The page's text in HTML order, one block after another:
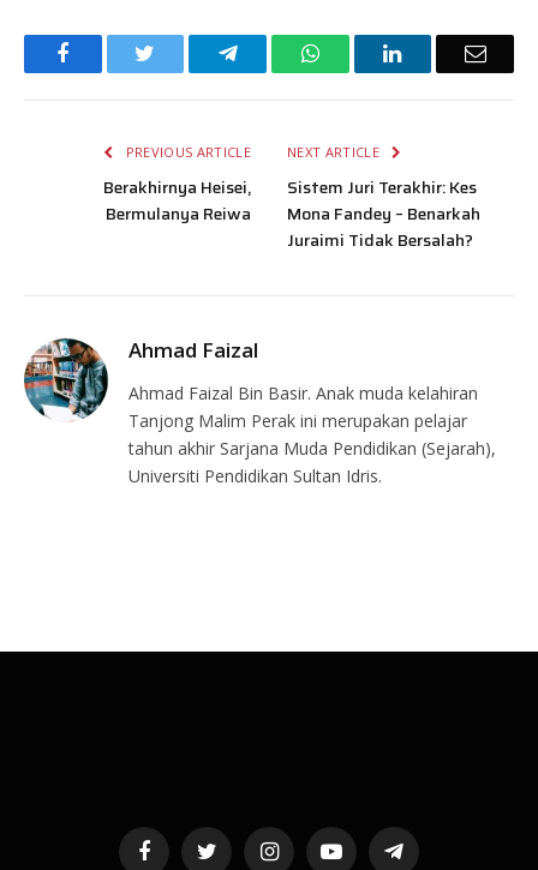
Facebook TelegramWhatsAppLinkedIn Email
PREVIOUS ARTICLE
Berakhirnya Heisei,
Bermulanya Reiwa
NEXT ARTICLE
Sistem Juri Terakhir: Kes
Mona Fandey – Benarkah
Juraimi Tidak Bersalah?
Ahmad Faizal
Ahmad Faizal Bin Basir. Anak muda kelahiran
Tanjong Malim Perak ini merupakan pelajar
tahun akhir Sarjana Muda Pendidikan (Sejarah),
Universiti Pendidikan Sultan Idris.
FacebookTwitter InstagramYouTubeTelegram